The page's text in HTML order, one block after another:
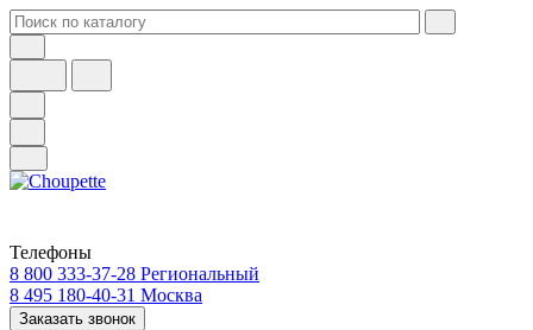
Телефоны
8 800 333-37-28 Региональный
8 495 180-40-31 Москва
Заказать звонок